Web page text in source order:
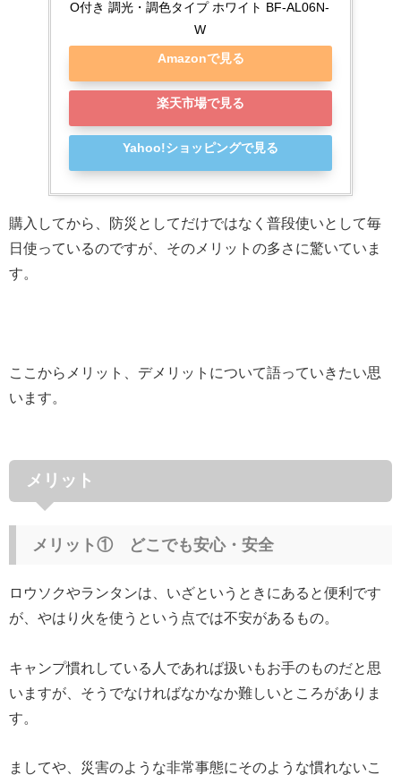
O付き 調光・調色タイプ ホワイト BF-AL06N-
W
Amazonで見る
楽天市場で見る
Yahoo!ショッピングで見る
購入してから、防災としてだけではなく普段使いとして毎
日使っているのですが、そのメリットの多さに驚いていま
す。
ここからメリット、デメリットについて語っていきたい思
います。
メリット
メリット① どこでも安心・安全
ロウソクやランタンは、いざというときにあると便利です
が、やはり火を使うという点では不安があるもの。
キャンプ慣れしている人であれば扱いもお手のものだと思
いますが、そうでなければなかなか難しいところがありま
す。
ましてや、災害のような非常事態にそのような慣れないこ